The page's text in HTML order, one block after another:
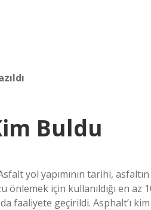
Buldu
yol yapımının tarihi,
önlemek için kullanıldığı en az
faaliyete geçirildi. Asphalt’ı